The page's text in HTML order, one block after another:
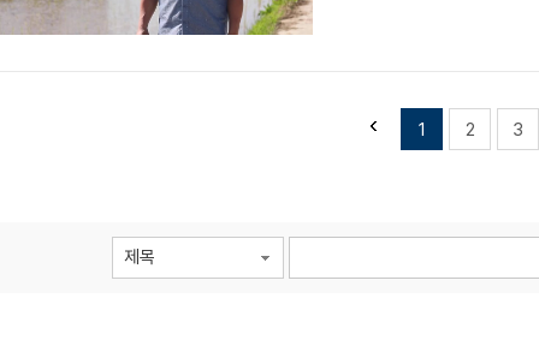
1 2 3
제목